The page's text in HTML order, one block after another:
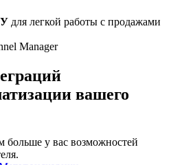
для легкой работы с продажами
Manager
вашего
больше у вас возможностей